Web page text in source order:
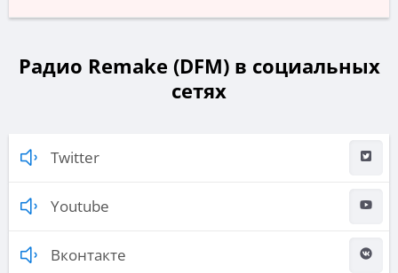
Радио Remake (DFM) в социальных
сетях
Twitter
Youtube
Вконтакте